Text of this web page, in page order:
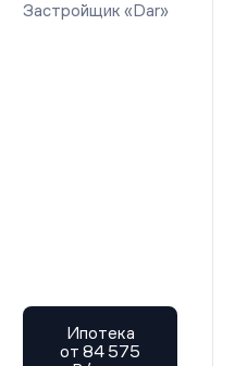
Застройщик «Dar»
Ипотека
от 84 575